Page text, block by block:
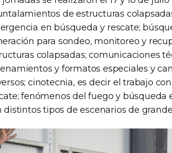
de estructuras
en búsqueda y rescate;
para sondeo, monitoreo y
colapsadas; comunicaciones
y formatos especiales y
cinotecnia, es decir el trabajo
fenómenos del fuego y
distintos tipos de escenarios de